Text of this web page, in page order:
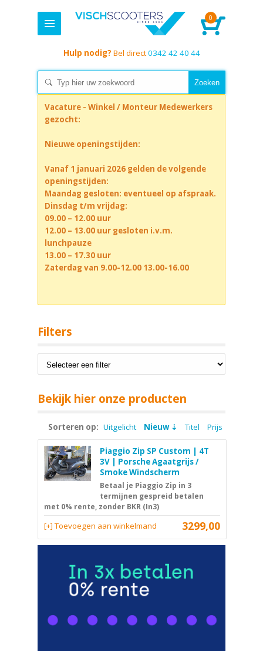
0
Hulp nodig? Bel direct0342 42 40 44
Vacature - Winkel / Monteur Medewerkers
gezocht:
Nieuwe openingstijden:
Vanaf 1 januari 2026 gelden de volgende
openingstijden:
Maandag gesloten: eventueel op afspraak.
Dinsdag t/m vrijdag:
09.00 – 12.00 uur
12.00 – 13.00 uur gesloten i.v.m.
lunchpauze
13.00 – 17.30 uur
Zaterdag van 9.00-12.00 13.00-16.00
Filters
Bekijk hier onze producten
Sorteren op: Uitgelicht Nieuw Titel Prijs
Piaggio Zip SP Custom | 4T
3V | Porsche Agaatgrijs /
Smoke Windscherm
Betaal je Piaggio Zip in 3
termijnen gespreid betalen
met 0% rente, zonder BKR (In3)
3299,00
[+] Toevoegen aan winkelmand